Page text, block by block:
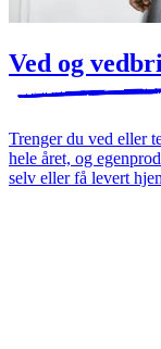
Ved og
Trenger du ved eller
hele året, og
selv eller få levert